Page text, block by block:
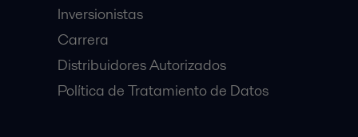
Inversionistas
Carrera
Distribuidores Autorizados
Política de Tratamiento de Datos